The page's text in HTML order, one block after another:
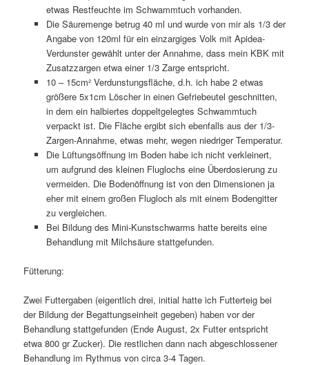
etwas Restfeuchte im Schwammtuch vorhanden.
Die Säuremenge betrug 40 ml und wurde von mir als 1/3 der
Angabe von 120ml für ein einzargiges Volk mit Apidea-
Verdunster gewählt unter der Annahme, dass mein KBK mit
Zusatzzargen etwa einer 1/3 Zarge entspricht.
10 – 15cm² Verdunstungsfläche, d.h. ich habe 2 etwas
größere 5x1cm Löscher in einen Gefriebeutel geschnitten,
in dem ein halbiertes doppeltgelegtes Schwammtuch
verpackt ist. Die Fläche ergibt sich ebenfalls aus der 1/3-
Zargen-Annahme, etwas mehr, wegen niedriger Temperatur.
Die Lüftungsöffnung im Boden habe ich nicht verkleinert,
um aufgrund des kleinen Fluglochs eine Überdosierung zu
vermeiden. Die Bodenöffnung ist von den Dimensionen ja
eher mit einem großen Flugloch als mit einem Bodengitter
zu vergleichen.
Bei Bildung des Mini-Kunstschwarms hatte bereits eine
Behandlung mit Milchsäure stattgefunden.
Fütterung:
Zwei Futtergaben (eigentlich drei, initial hatte ich Futterteig bei
der Bildung der Begattungseinheit gegeben) haben vor der
Behandlung stattgefunden (Ende August, 2x Futter entspricht
etwa 800 gr Zucker). Die restlichen dann nach abgeschlossener
Behandlung im Rythmus von circa 3-4 Tagen.